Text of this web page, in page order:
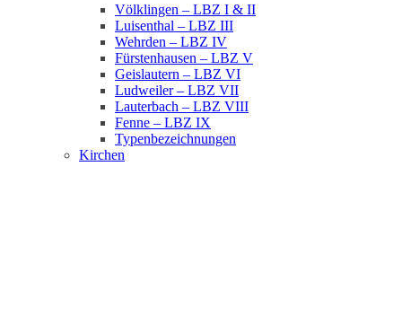
Völklingen – LBZ I & II
Luisenthal – LBZ III
Wehrden – LBZ IV
Fürstenhausen – LBZ V
Geislautern – LBZ VI
Ludweiler – LBZ VII
Lauterbach – LBZ VIII
Fenne – LBZ IX
Typenbezeichnungen
Kirchen